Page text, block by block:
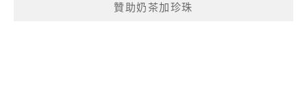
贊助奶茶加珍珠